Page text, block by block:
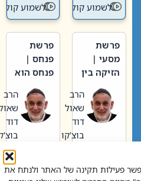
פעילות תקינה של האתר ולנתח את
לשמוע קול תורה – מדרש
לשמוע קול
פרשת
מסעי |
הזיקה בין
הגדול לעם הרב
שאול
דוד
בוצ'קו
לשמוע קול תורה – מדרש
פרשת
פנחס |
פנחס הוא
אליהו: בין
קנאות
הורסת
לקנאות
בונה
הרב
שאול
דוד
בוצ'קו
לשמוע קול